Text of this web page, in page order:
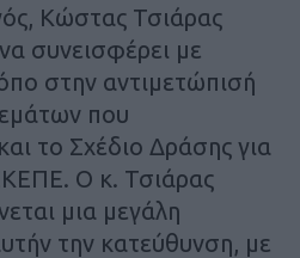
Κώστας Τσιάρας
συνεισφέρει με
στην αντιμετώπισή
που
το Σχέδιο Δράσης για
Ο κ. Τσιάρας
μια μεγάλη
την κατεύθυνση, με